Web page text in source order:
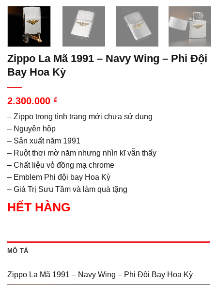
Zippo La Mã 1991 – Navy Wing – Phi Đội
Bay Hoa Kỳ
2.300.000 ₫
– Zippo trong tình trạng mới chưa sử dụng
– Nguyên hộp
– Sản xuất năm 1991
– Ruột thơi mờ năm nhưng nhìn kĩ vẫn thấy
– Chất liệu vỏ đồng mạ chrome
– Emblem Phi đội bay Hoa Kỳ
– Giá Trị Sưu Tầm và làm quà tặng
HẾT HÀNG
MÔ TẢ
Zippo La Mã 1991 – Navy Wing – Phi Đội Bay Hoa Kỳ